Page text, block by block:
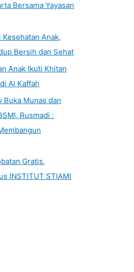
Bersama Yayasan
Kesehatan Anak,
Bersih dan Sehat
Anak Ikuti Khitan
Al Kaffah
Buka Munas dan
Rusmadi :
Gratis,
INSTITUT STIAMI